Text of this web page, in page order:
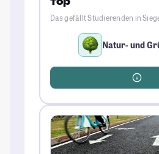
Das gefällt Studierenden in
Natur- und